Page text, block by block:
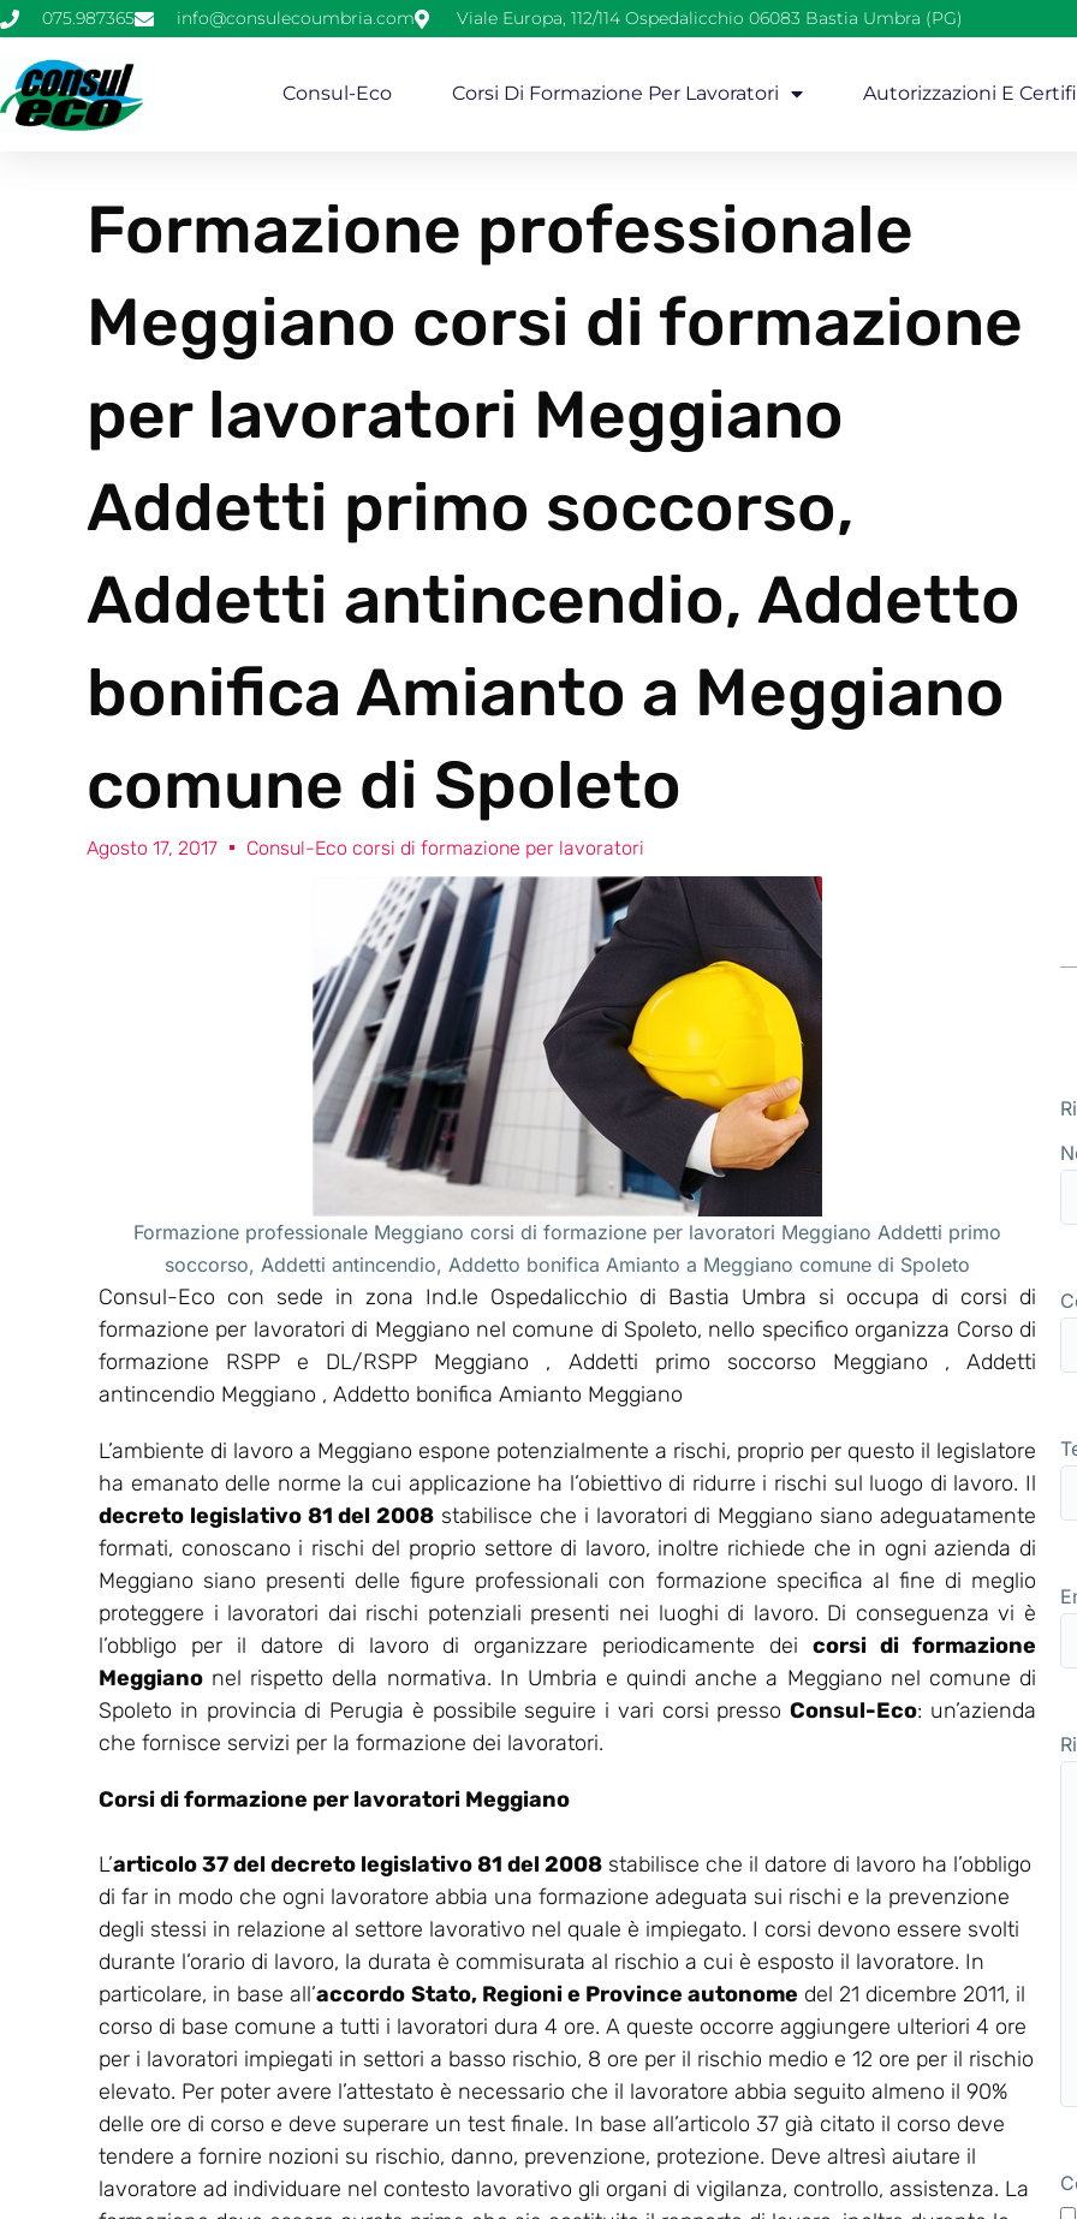
075.987365 info@consulecoumbria.com Viale Europa, 112/114 Ospedalicchio 06083 Bastia Umbra (PG)
Consul-Eco Corsi Di Formazione Per Lavoratori Autorizzazioni E
Formazione professionale
Meggiano corsi di formazione
per lavoratori Meggiano
Addetti primo soccorso,
Addetti antincendio, Addetto
bonifica Amianto a Meggiano
comune di Spoleto
Agosto 17, 2017 Consul-Eco corsi di formazione per lavoratori
Formazione professionale Meggiano corsi di formazione per lavoratori Meggiano Addetti primo
soccorso, Addetti antincendio, Addetto bonifica Amianto a Meggiano comune di Spoleto
Consul-Eco con sede in zona Ind.le Ospedalicchio di Bastia Umbra si occupa di corsi di
formazione per lavoratori di Meggiano nel comune di Spoleto, nello specifico organizza Corso di
formazione RSPP e DL/RSPP Meggiano , Addetti primo soccorso Meggiano , Addetti
antincendio Meggiano , Addetto bonifica Amianto Meggiano
L’ambiente di lavoro a Meggiano espone potenzialmente a rischi, proprio per questo il legislatore
ha emanato delle norme la cui applicazione ha l’obiettivo di ridurre i rischi sul luogo di lavoro. Il
decreto legislativo 81 del 2008 stabilisce che i lavoratori di Meggiano siano adeguatamente
formati, conoscano i rischi del proprio settore di lavoro, inoltre richiede che in ogni azienda di
Meggiano siano presenti delle figure professionali con formazione specifica al fine di meglio
proteggere i lavoratori dai rischi potenziali presenti nei luoghi di lavoro. Di conseguenza vi è
l’obbligo per il datore di lavoro di organizzare periodicamente deicorsi di formazione
Meggiano nel rispetto della normativa. In Umbria e quindi anche a Meggiano nel comune di
Spoleto in provincia di Perugia è possibile seguire i vari corsi pressoConsul-Eco: un’azienda
che fornisce servizi per la formazione dei lavoratori.
Corsi di formazione per lavoratori Meggiano
L’articolo 37 del decreto legislativo 81 del 2008 stabilisce che il datore di lavoro ha l’obbligo
di far in modo che ogni lavoratore abbia una formazione adeguata sui rischi e la prevenzione
degli stessi in relazione al settore lavorativo nel quale è impiegato. I corsi devono essere svolti
durante l’orario di lavoro, la durata è commisurata al rischio a cui è esposto il lavoratore. In
particolare, in base all’accordo Stato, Regioni e Province autonome del 21 dicembre 2011, il
corso di base comune a tutti i lavoratori dura 4 ore. A queste occorre aggiungere ulteriori 4 ore
per i lavoratori impiegati in settori a basso rischio, 8 ore per il rischio medio e 12 ore per il rischio
elevato. Per poter avere l’attestato è necessario che il lavoratore abbia seguito almeno il 90%
delle ore di corso e deve superare un test finale. In base all’articolo 37 già citato il corso deve
tendere a fornire nozioni su rischio, danno, prevenzione, protezione. Deve altresì aiutare il
lavoratore ad individuare nel contesto lavorativo gli organi di vigilanza, controllo, assistenza. La